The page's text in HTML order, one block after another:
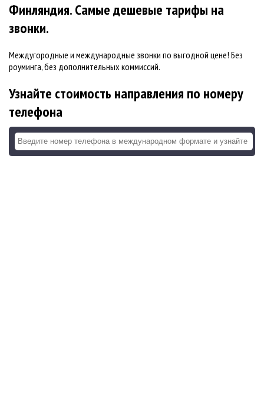
Финляндия. Самые дешевые тарифы на
звонки.
Междугородные и международные звонки по выгодной цене! Без
роуминга, без дополнительных коммиссий.
Узнайте стоимость направления по номеру
телефона